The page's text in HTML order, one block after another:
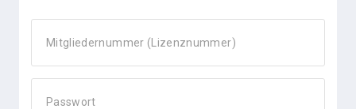
Mitgliedernummer (Lizenznummer)
Passwort